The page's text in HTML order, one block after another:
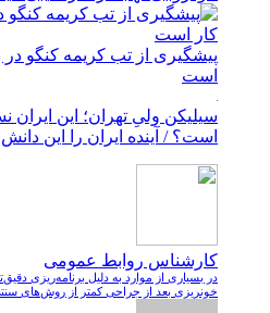
پیشگیری از تب کریمه کنگو
است
است؟ / آینده ایران را این
کارشناس روابط عمومی
در بسیاری از موارد به دلیل برنامه‌ریزی
خونریزی بعد از جراحی کمتر از روش‌های